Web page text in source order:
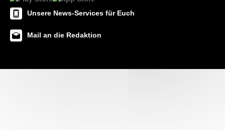
Unsere News-Services für Euch
Mail an die Redaktion